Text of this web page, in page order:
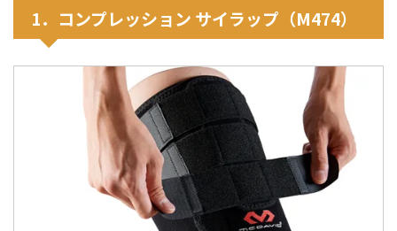
1．コンプレッション サイラップ（M474）